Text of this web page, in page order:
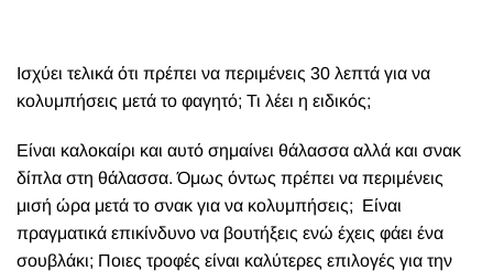
Ισχύει τελικά ότι πρέπει να περιμένεις 30 λεπτά για να
κολυμπήσεις μετά το φαγητό; Τι λέει η ειδικός;
Είναι καλοκαίρι και αυτό σημαίνει θάλασσα αλλά και σνακ
δίπλα στη θάλασσα. Όμως όντως πρέπει να περιμένεις
μισή ώρα μετά το σνακ για να κολυμπήσεις; Είναι
πραγματικά επικίνδυνο να βουτήξεις ενώ έχεις φάει ένα
σουβλάκι; Ποιες τροφές είναι καλύτερες επιλογές για την